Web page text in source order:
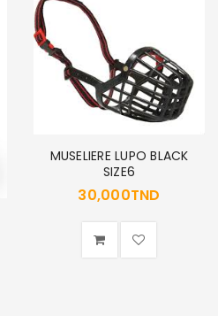
MUSELIERE LUPO BLACK
SIZE6
30,000TND